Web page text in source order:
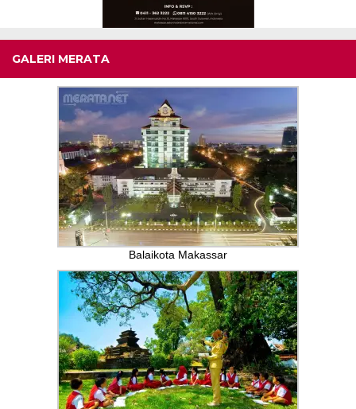
GALERI MERATA
Balaikota Makassar